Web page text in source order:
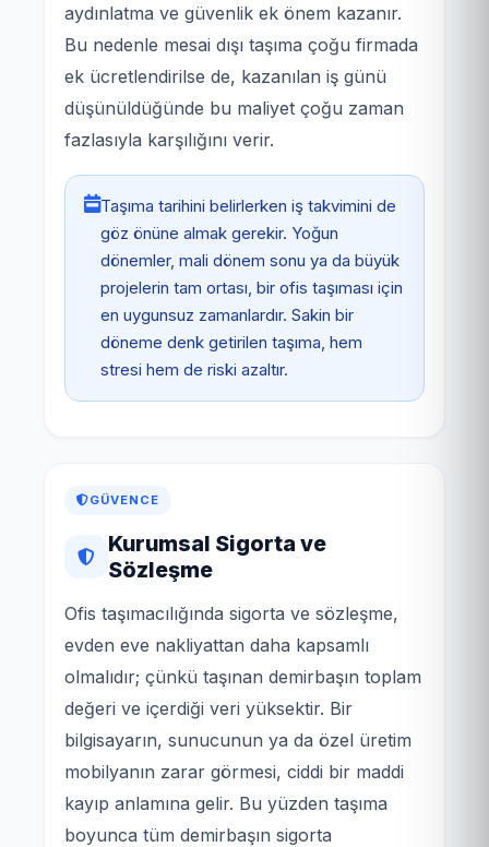
aydınlatma ve güvenlik ek önem kazanır.
Bu nedenle mesai dışı taşıma çoğu firmada
ek ücretlendirilse de, kazanılan iş günü
düşünüldüğünde bu maliyet çoğu zaman
fazlasıyla karşılığını verir.
Taşıma tarihini belirlerken iş takvimini de
göz önüne almak gerekir. Yoğun
dönemler, mali dönem sonu ya da büyük
projelerin tam ortası, bir ofis taşıması için
en uygunsuz zamanlardır. Sakin bir
döneme denk getirilen taşıma, hem
stresi hem de riski azaltır.
GÜVENCE
Kurumsal Sigorta ve
Sözleşme
Ofis taşımacılığında sigorta ve sözleşme,
evden eve nakliyattan daha kapsamlı
olmalıdır; çünkü taşınan demirbaşın toplam
değeri ve içerdiği veri yüksektir. Bir
bilgisayarın, sunucunun ya da özel üretim
mobilyanın zarar görmesi, ciddi bir maddi
kayıp anlamına gelir. Bu yüzden taşıma
boyunca tüm demirbaşın sigorta